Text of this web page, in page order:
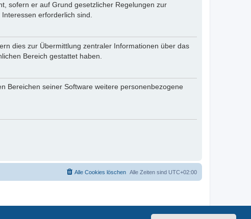
sofern er auf Grund gesetzlicher Regelungen zur
erforderlich sind.
dies zur Übermittlung zentraler Informationen über das
Bereich gestattet haben.
Bereichen seiner Software weitere personenbezogene
Alle Zeiten sind UTC+02:00
Alle Cookies löschen